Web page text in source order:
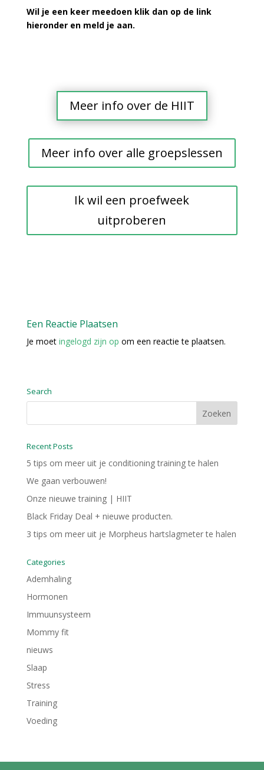
Wil je een keer meedoen klik dan op de link
hieronder en meld je aan.
Meer info over de HIIT
Meer info over alle groepslessen
Ik wil een proefweek
uitproberen
Een Reactie Plaatsen
Je moet ingelogd zijn op om een reactie te plaatsen.
Search
Recent Posts
5 tips om meer uit je conditioning training te halen
We gaan verbouwen!
Onze nieuwe training | HIIT
Black Friday Deal + nieuwe producten.
3 tips om meer uit je Morpheus hartslagmeter te halen
Categories
Ademhaling
Hormonen
Immuunsysteem
Mommy fit
nieuws
Slaap
Stress
Training
Voeding